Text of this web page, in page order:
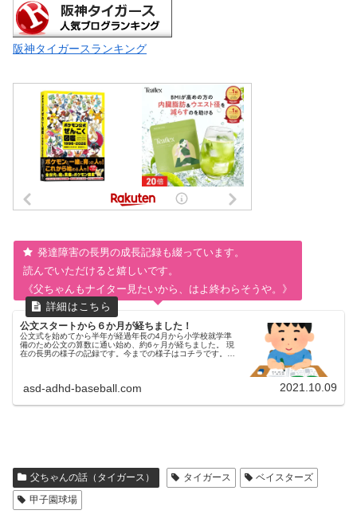
阪神タイガースランキング
発達障害の長男の成長記録も綴っています。
読んでいただけると嬉しいです。
《父ちゃんもナイター見たいから、はよ終わらそうや。》
公文スタートから６か月が経ちました！
公文式を始めてから半年が経過年長の4月から小学校就学準
備のため公文の算数に通い始め、約6ヶ月が経ちました。 現
在の長男の様子の記録です。今までの様子はコチラです。公
asd-adhd-baseball.com 2021.10.09
父ちゃんの話（タイガース） タイガース
ベイスターズ
甲子園球場